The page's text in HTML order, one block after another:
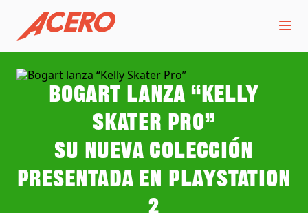
Bogart lanza “Kelly
Skater Pro”
Su nueva colección
presentada en PlayStation
2